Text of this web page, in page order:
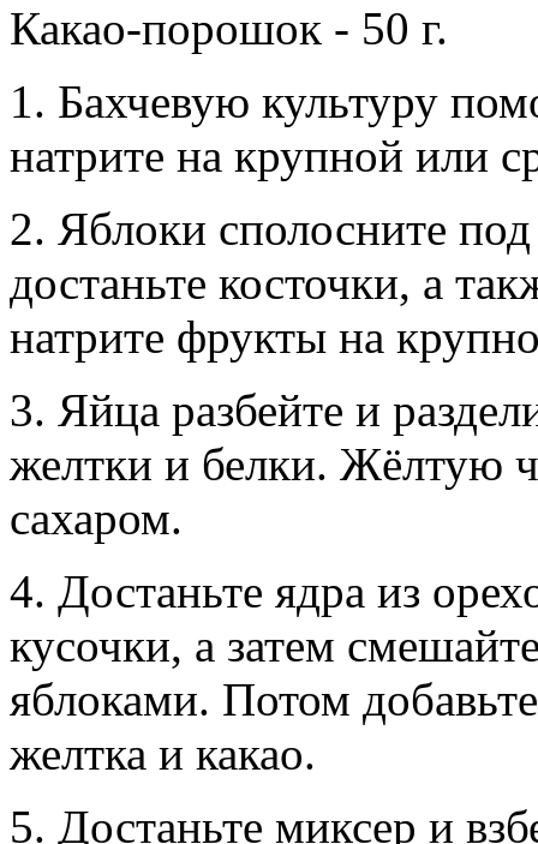
Какао-порошок - 50 г.
1. Бахчевую культуру
натрите на крупной или
2. Яблоки сполосните
достаньте косточки, а
натрите фрукты на
3. Яйца разбейте и
желтки и белки. Жёлтую
сахаром.
4. Достаньте ядра из
кусочки, а затем
яблоками. Потом
желтка и какао.
5. Достаньте миксер и